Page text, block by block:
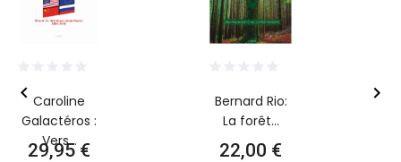
Caroline
Galactéros :
Vers...
Prix
29,95 €
Bernard Rio:
La forêt...
Prix
22,00 €
 